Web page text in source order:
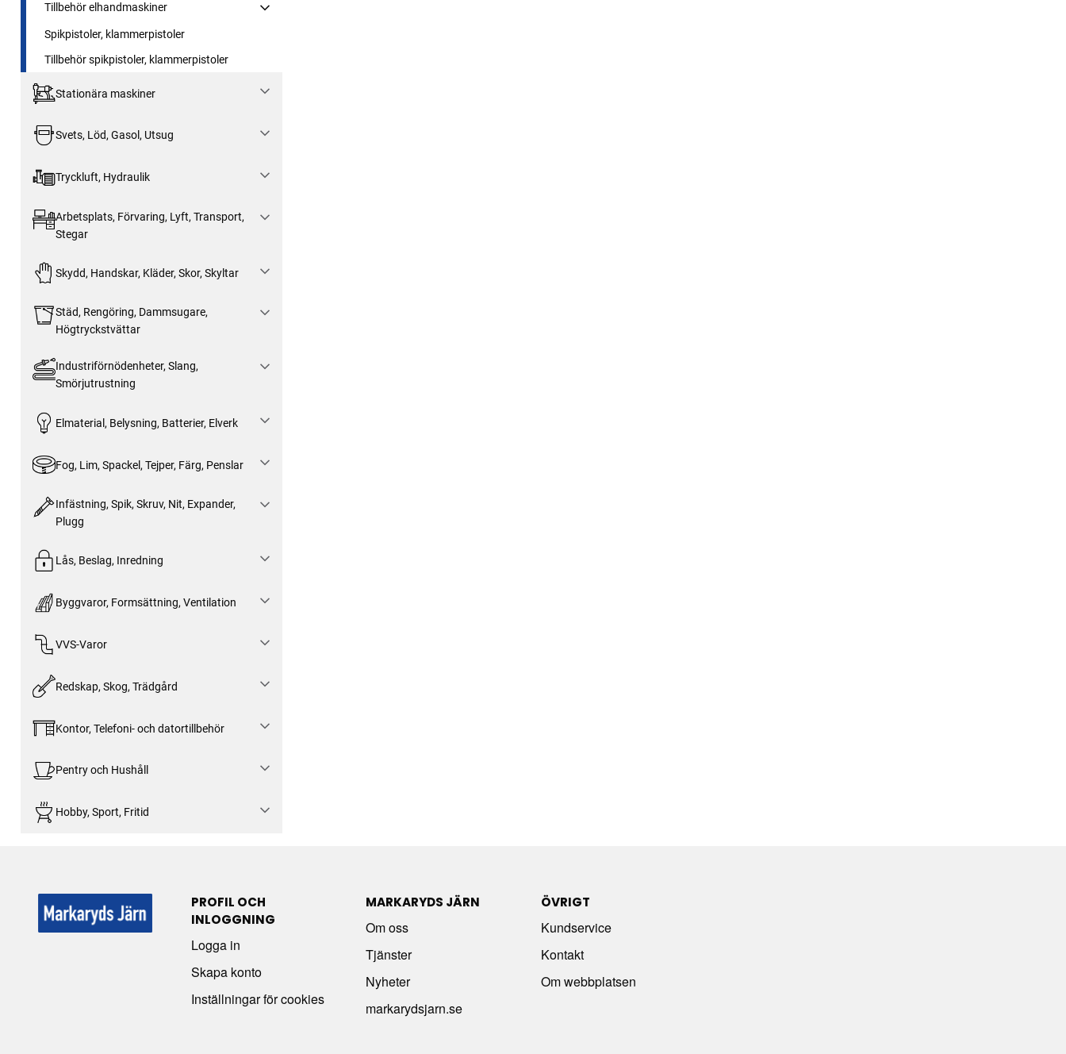
Tillbehör elhandmaskiner
Spikpistoler, klammerpistoler
Tillbehör spikpistoler, klammerpistoler
Stationära maskiner
Svets, Löd, Gasol, Utsug
Tryckluft, Hydraulik
Arbetsplats, Förvaring, Lyft, Transport,
Stegar
Skydd, Handskar, Kläder, Skor, Skyltar
Städ, Rengöring, Dammsugare,
Högtryckstvättar
Industriförnödenheter, Slang,
Smörjutrustning
Elmaterial, Belysning, Batterier, Elverk
Fog, Lim, Spackel, Tejper, Färg, Penslar
Infästning, Spik, Skruv, Nit, Expander,
Plugg
Lås, Beslag, Inredning
Byggvaror, Formsättning, Ventilation
VVS-Varor
Redskap, Skog, Trädgård
Kontor, Telefoni- och datortillbehör
Pentry och Hushåll
Hobby, Sport, Fritid
PROFIL OCH
INLOGGNING
Logga in
Skapa konto
Inställningar för cookies
MARKARYDS JÄRN
Om oss
Tjänster
Nyheter
markarydsjarn.se
ÖVRIGT
Kundservice
Kontakt
Om webbplatsen